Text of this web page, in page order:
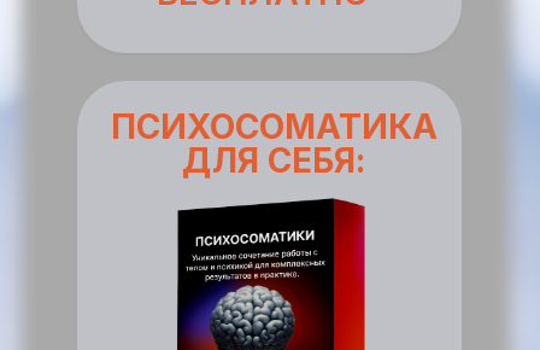
ПСИХОСОМАТИКА
ДЛЯ СЕБЯ: